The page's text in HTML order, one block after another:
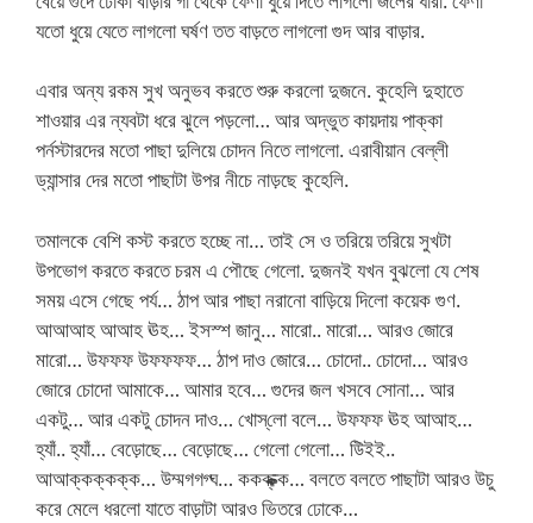
যতো ধুয়ে যেতে লাগলো ঘর্ষণ তত বাড়তে লাগলো গুদ আর বাড়ার.
এবার অন্য রকম সুখ অনুভব করতে শুরু করলো দুজনে. কুহেলি দুহাতে
শাওয়ার এর ন্যবটা ধরে ঝুলে পড়লো… আর অদ্ভুত কায়দায় পাক্কা
পর্নস্টারদের মতো পাছা দুলিয়ে চোদন নিতে লাগলো. এরাবীয়ান বেল্লী
ড্যান্সার দের মতো পাছাটা উপর নীচে নাড়ছে কুহেলি.
তমালকে বেশি কস্ট করতে হচ্ছে না… তাই সে ও তরিয়ে তরিয়ে সুখটা
উপভোগ করতে করতে চরম এ পৌছে গেলো. দুজনই যখন বুঝলো যে শেষ
সময় এসে গেছে পর্য… ঠাপ আর পাছা নরানো বাড়িয়ে দিলো কয়েক গুণ.
আআআহ আআহ ঊহ… ইসস্শ জানু… মারো.. মারো… আরও জোরে
মারো… উফফফ উফফফফ… ঠাপ দাও জোরে… চোদো.. চোদো… আরও
জোরে চোদো আমাকে… আমার হবে… গুদের জল খসবে সোনা… আর
একটু… আর একটু চোদন দাও… খোস্‌লো বলে… উফফফ ঊহ আআহ…
হ্যাঁ.. হ্যাঁ… বেড়োছে… বেড়োছে… গেলো গেলো… উিইই..
আআক্কক্কক্ক… উম্মগগগ্ঘ… ককক্ক্ক্ক্ক… বলতে বলতে পাছাটা আরও উচু
করে মেলে ধরলো যাতে বাড়াটা আরও ভিতরে ঢোকে…